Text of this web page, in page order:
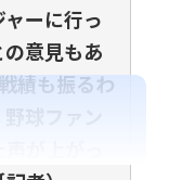
ーに行っ
意見もあ
績も振るわ
球ファン